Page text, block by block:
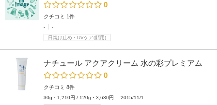
0
クチコミ 1件
-
-
日焼け止め・UVケア(顔用)
ナチュール アクアクリーム 水の彩プレミアム
0
クチコミ 8件
30g・1,210円 / 120g・3,630円
2015/11/1